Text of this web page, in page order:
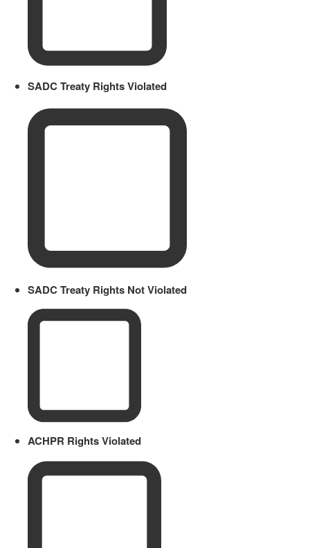
SADC Treaty Rights Violated
SADC Treaty Rights Not Violated
ACHPR Rights Violated